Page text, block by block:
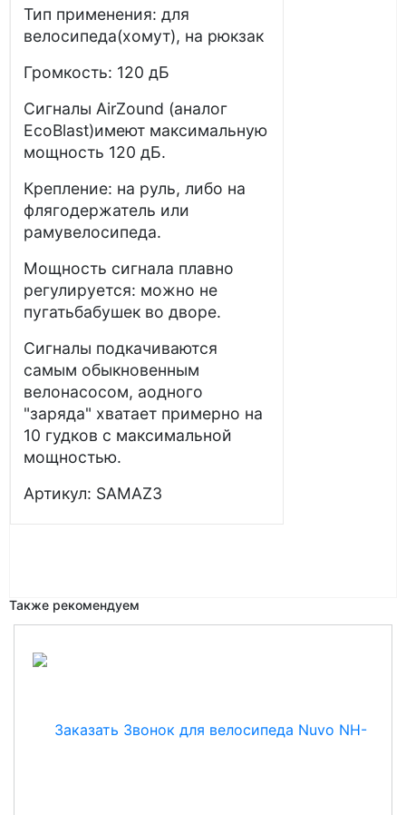
Тип применения: для
велосипеда(хомут), на рюкзак
Громкость: 120 дБ
Сигналы AirZound (аналог
EcoBlast)имеют максимальную
мощность 120 дБ.
Крепление: на руль, либо на
флягодержатель или
рамувелосипеда.
Мощность сигнала плавно
регулируется: можно не
пугатьбабушек во дворе.
Сигналы подкачиваются
самым обыкновенным
велонасосом, аодного
"заряда" хватает примерно на
10 гудков с максимальной
мощностью.
Артикул: SAMAZ3
Также рекомендуем